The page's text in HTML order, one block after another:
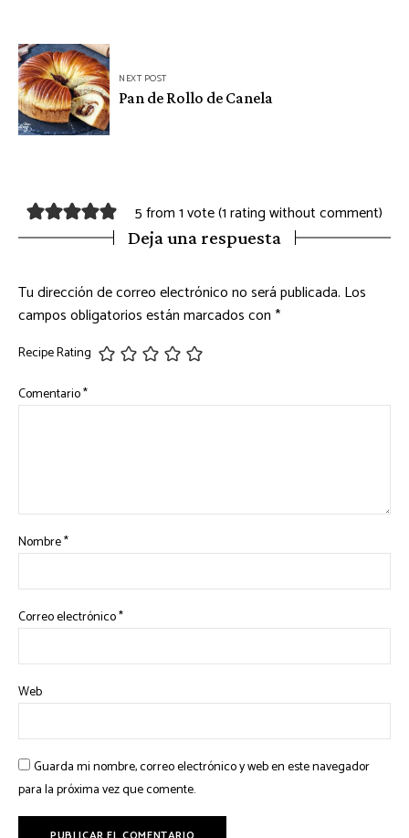
NEXT POST
Pan de Rollo de Canela
5 from 1 vote (1 rating without comment)
Deja una respuesta
Tu dirección de correo electrónico no será publicada. Los
campos obligatorios están marcados con*
Recipe Rating
Comentario*
Nombre*
Correo electrónico*
Web
Guarda mi nombre, correo electrónico y web en este navegador
para la próxima vez que comente.